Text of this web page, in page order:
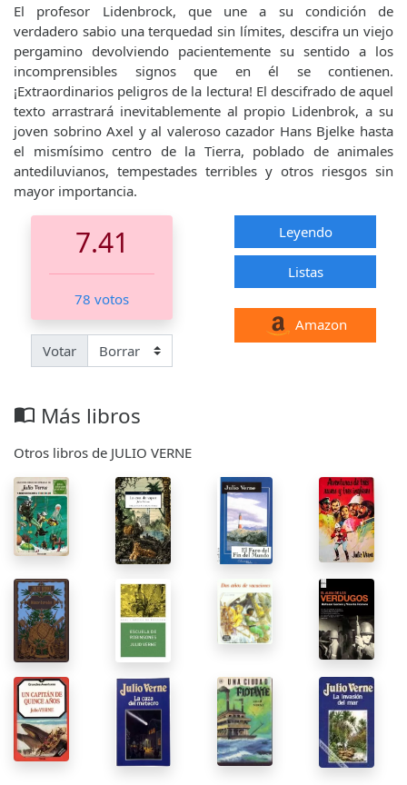
El profesor Lidenbrock, que une a su condición de
verdadero sabio una terquedad sin límites, descifra un viejo
pergamino devolviendo pacientemente su sentido a los
incomprensibles signos que en él se contienen.
¡Extraordinarios peligros de la lectura! El descifrado de aquel
texto arrastrará inevitablemente al propio Lidenbrok, a su
joven sobrino Axel y al valeroso cazador Hans Bjelke hasta
el mismísimo centro de la Tierra, poblado de animales
antediluvianos, tempestades terribles y otros riesgos sin
mayor importancia.
7.41
78 votos
Votar
Leyendo
Listas
Amazon
import_contacts Más libros
Otros libros de JULIO VERNE